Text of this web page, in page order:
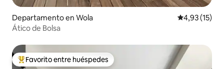
Departamento en Wola Calificación
4,93 (15)
Ático de Bolsa
Favorito entre los huéspedes más destacados
Favorito entre huéspedes